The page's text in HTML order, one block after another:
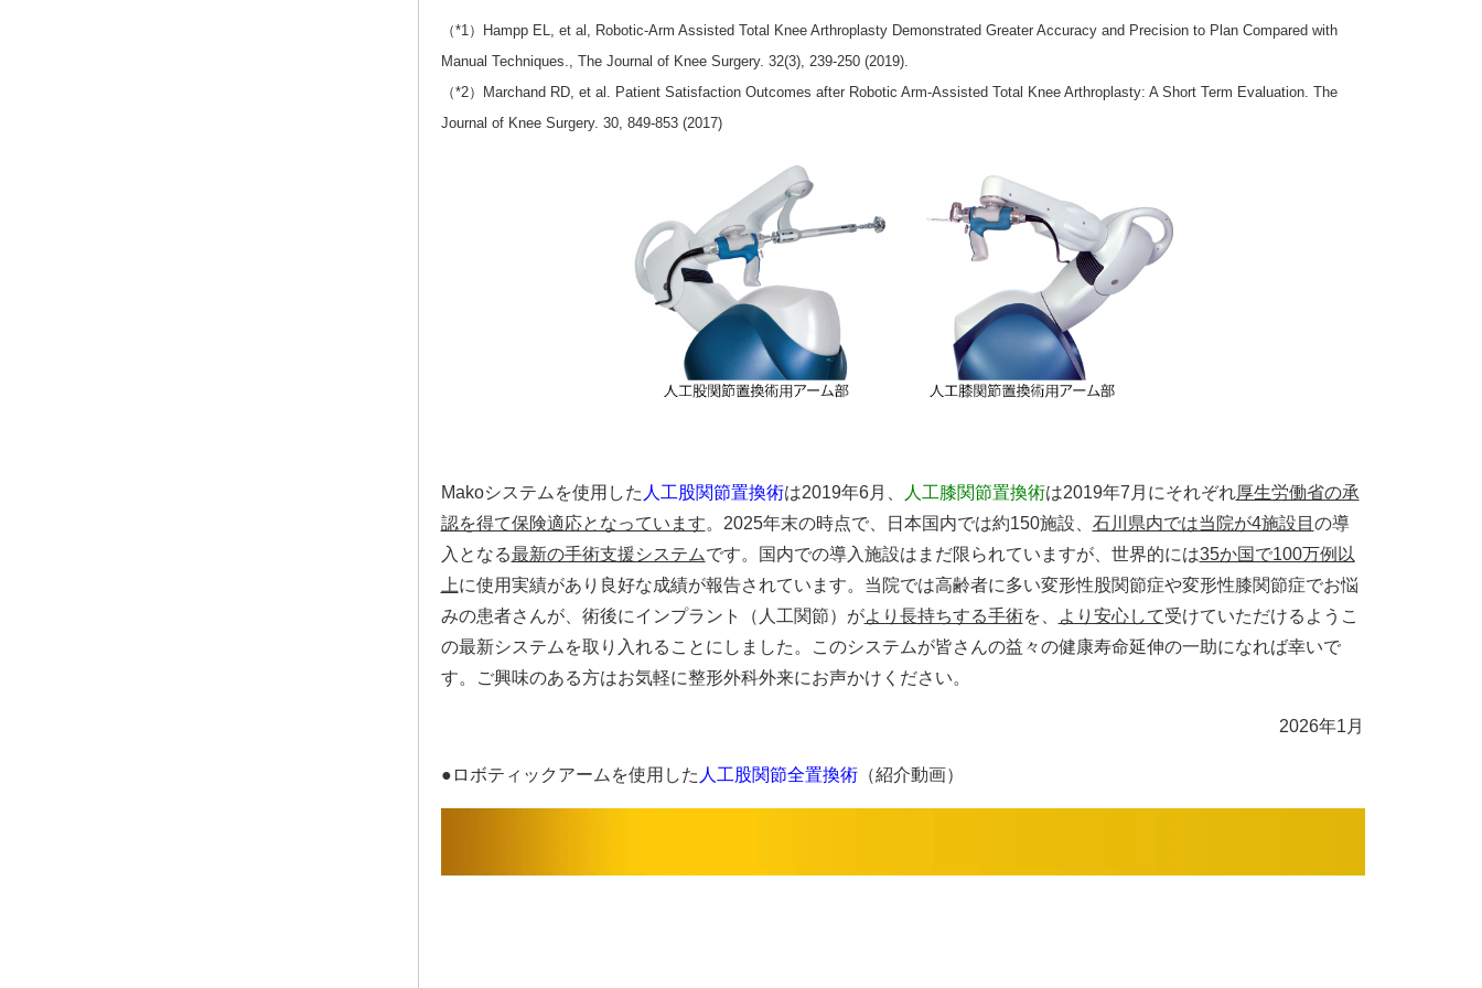
（*1）Hampp EL, et al, Robotic-Arm Assisted Total Knee Arthroplasty Demonstrated Greater Accuracy and Precision to Plan Compared with
Manual Techniques., The Journal of Knee Surgery. 32(3), 239-250 (2019).
（*2）Marchand RD, et al. Patient Satisfaction Outcomes after Robotic Arm-Assisted Total Knee Arthroplasty: A Short Term Evaluation. The
Journal of Knee Surgery. 30, 849-853 (2017)
Makoシステムを使用した 人工股関節置換術は2019年6月、 人工膝関節置換術は2019年7月にそれぞれ厚生労働省の承
認を得て保険適応となっています。2025年末の時点で、日本国内では約150施設、 石川県内では当院が4施設目 の導
入となる最新の手術支援システムです。国内での導入施設はまだ限られていますが、世界的には35か国で100万例以
上に使用実績があり良好な成績が報告されています。当院では高齢者に多い変形性股関節症や変形性膝関節症でお悩
みの患者さんが、術後にインプラント（人工関節）がより長持ちする手術を、 より安心して受けていただけるようこ
の最新システムを取り入れることにしました。このシステムが皆さんの益々の健康寿命延伸の一助になれば幸いで
す。ご興味のある方はお気軽に整形外科外来にお声かけください。
2026年1月
●ロボティックアームを使用した 人工股関節全置換術（紹介動画）